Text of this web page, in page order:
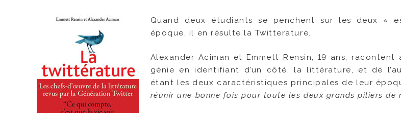
Quand deux étudiants se penchent sur les deux «
époque, il en résulte la Twitterature.
Alexander Aciman et Emmett Rensin, 19 ans,
génie en identifiant d’un côté, la littérature, et de
étant les deux caractéristiques principales de leur
réunir une bonne fois pour toute les deux grands piliers de